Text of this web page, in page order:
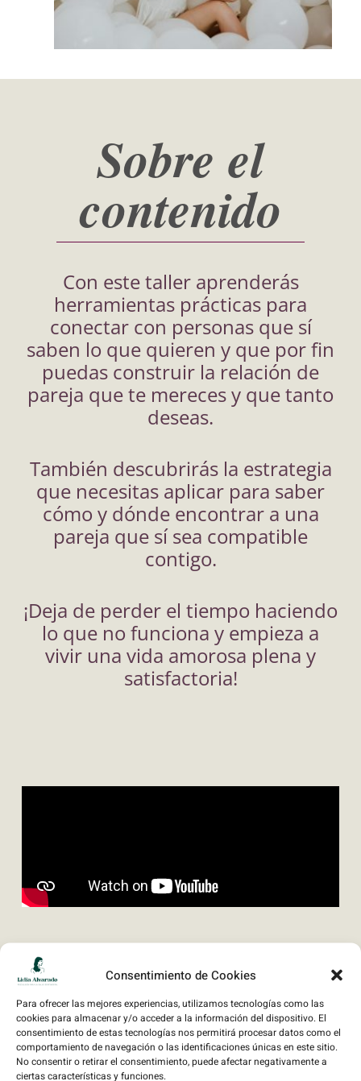
Consentimiento de Cookies
Para ofrecer las mejores experiencias, utilizamos tecnologías como las
cookies para almacenar y/o acceder a la información del dispositivo. El
consentimiento de estas tecnologías nos permitirá procesar datos como el
comportamiento de navegación o las identificaciones únicas en este sitio.
No consentir o retirar el consentimiento, puede afectar negativamente a
ciertas características y funciones.
Sobre el
contenido
Con este taller aprenderás
herramientas prácticas para
conectar con personas que sí
saben lo que quieren y que por fin
puedas construir la relación de
pareja que te mereces y que tanto
deseas.
También descubrirás la estrategia
que necesitas aplicar para saber
cómo y dónde encontrar a una
pareja que sí sea compatible
contigo.
¡Deja de perder el tiempo haciendo
lo que no funciona y empieza a
vivir una vida amorosa plena y
satisfactoria!
Conoce mejor a quién ha
creado el contenido